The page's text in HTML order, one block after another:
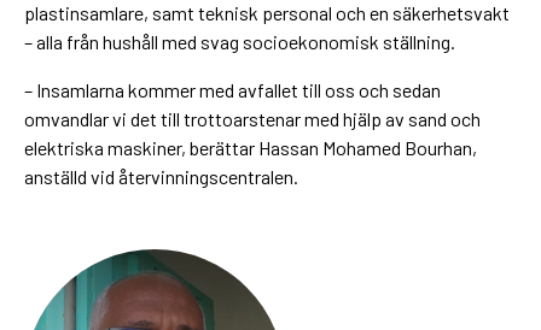
plastinsamlare, samt teknisk personal och en säkerhetsvakt
– alla från hushåll med svag socioekonomisk ställning.
– Insamlarna kommer med avfallet till oss och sedan
omvandlar vi det till trottoarstenar med hjälp av sand och
elektriska maskiner, berättar Hassan Mohamed Bourhan,
anställd vid återvinningscentralen.